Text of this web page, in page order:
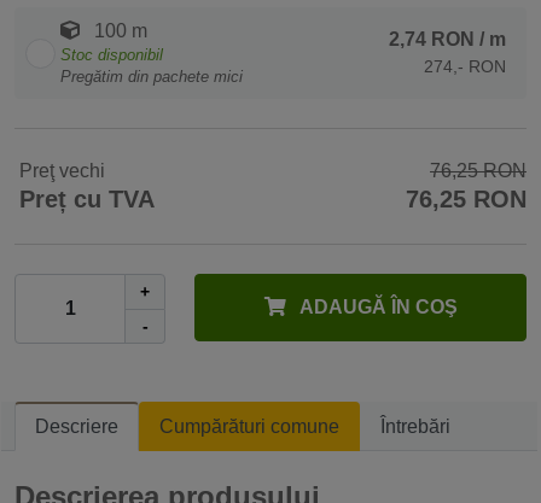
100 m
Stoc disponibil
Pregătim din pachete mici
2,74 RON / m
274,- RON
Preţ vechi 76,25 RON
Preț cu TVA 76,25 RON
+
-
ADAUGĂ ÎN COŞ
Descriere Cumpărături comune Întrebări